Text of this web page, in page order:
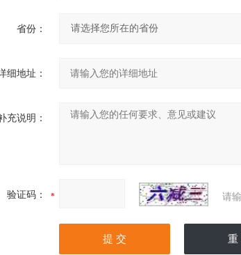
省份：
细地址：
充说明：
验证码： 请